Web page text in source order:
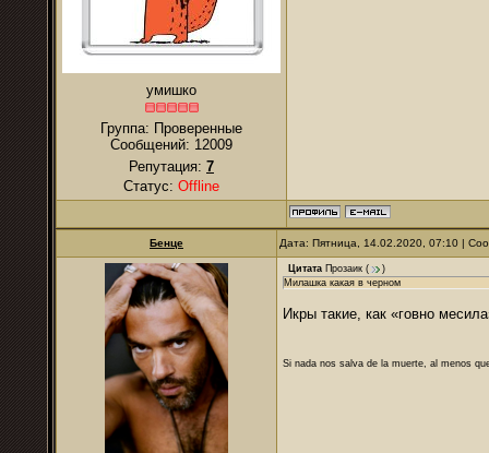
умишко
Группа: Проверенные
Сообщений: 12009
Репутация: 7
Статус: Offline
Бенце Дата: Пятница, 14.02.2020, 07:10 |
Цитата Прозаик (
)
Милашка какая в черном
Икры такие, как «говно
Si nada nos salva de la muerte, al menos